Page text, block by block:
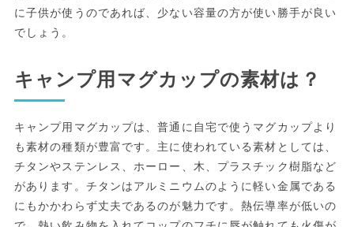
に子供が使うのであれば、少ない容量の方が使い勝手が良い
でしょう。
キャンプ用マグカップの素材は？
キャンプ用マグカップは、普通に自宅で使うマグカップより
も素材の種類が豊富です。主に使われている素材としては、
チタンやステンレス、ホーロー、木、プラスチック樹脂など
があります。チタンはアルミニウムのように軽い金属である
にもかかわらず丈夫であるのが魅力です。熱伝導率が低いの